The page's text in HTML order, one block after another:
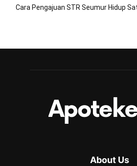
Cara Pengajuan STR Seumur Hidup
About Us